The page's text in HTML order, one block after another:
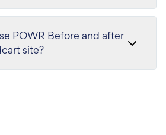
POWR Before and after
site?